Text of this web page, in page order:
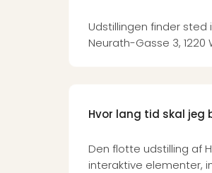
Udstillingen finder sted
Neurath-Gasse 3, 1220
Hvor lang tid skal jeg
Den flotte udstilling af
interaktive elementer,